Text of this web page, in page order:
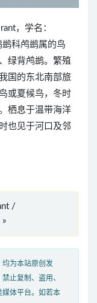
，学名：
鹚科鸬鹚属的鸟
绿背鸬鹚。繁殖
国的东北南部旅
或夏候鸟，冬时
栖息于温带海洋
也见于河口及邻
/
均为本站原创发
止复制、盗用、
媒体平台。如若本